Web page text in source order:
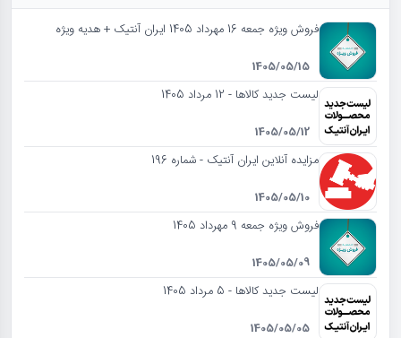
فروش ویژه جمعه 16 مهرداد 1405 ایران آنتیک + هدیه ویژه
1405/05/15
لیست جدید کالاها - 12 مرداد 1405
1405/05/12
مزایده آنلاین ایران آنتیک - شماره 196
1405/05/10
فروش ویژه جمعه 9 مهرداد 1405
1405/05/09
لیست جدید کالاها - 5 مرداد 1405
1405/05/05